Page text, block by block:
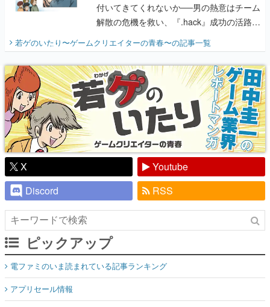
付いてきてくれないか──男の熱意はチーム
解散の危機を救い、『.hack』成功の活路を
開く。業界の快男児・松山 洋に流れる血は
『少年ジャンプ』色だった【若ゲのいた
り】
若ゲのいたり〜ゲームクリエイターの青春〜の記事一覧
X
Youtube
Discord
RSS
ピックアップ
電ファミのいま読まれている記事ランキング
アプリセール情報